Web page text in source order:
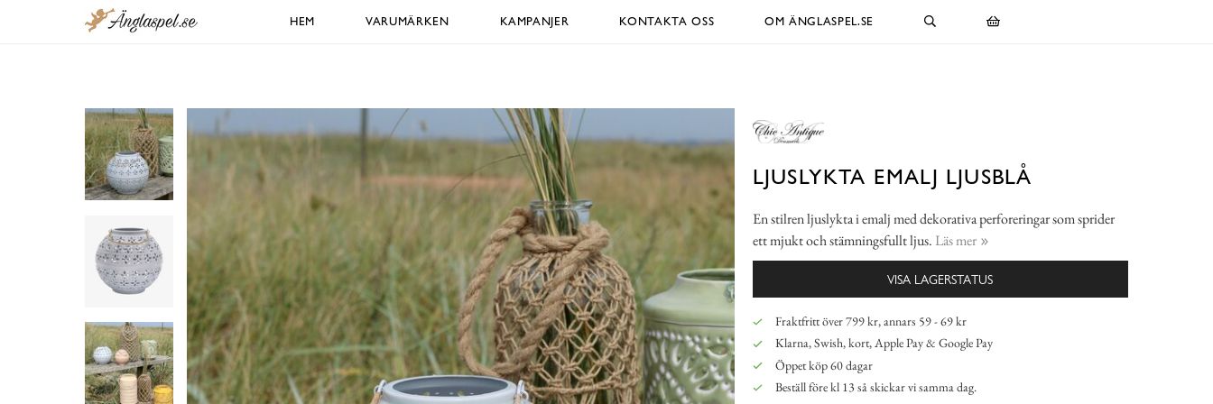
HEM VARUMÄRKEN KAMPANJER KONTAKTA OSS OM ÄNGLASPEL.SE
LJUSLYKTA EMALJ LJUSBLÅ
En stilren ljuslykta i emalj med dekorativa perforeringar som sprider
ett mjukt och stämningsfullt ljus. Läs mer
VISA LAGERSTATUS
Fraktfritt över 799 kr, annars 59 - 69 kr
Klarna, Swish, kort, Apple Pay & Google Pay
Öppet köp 60 dagar
Beställ före kl 13 så skickar vi samma dag.